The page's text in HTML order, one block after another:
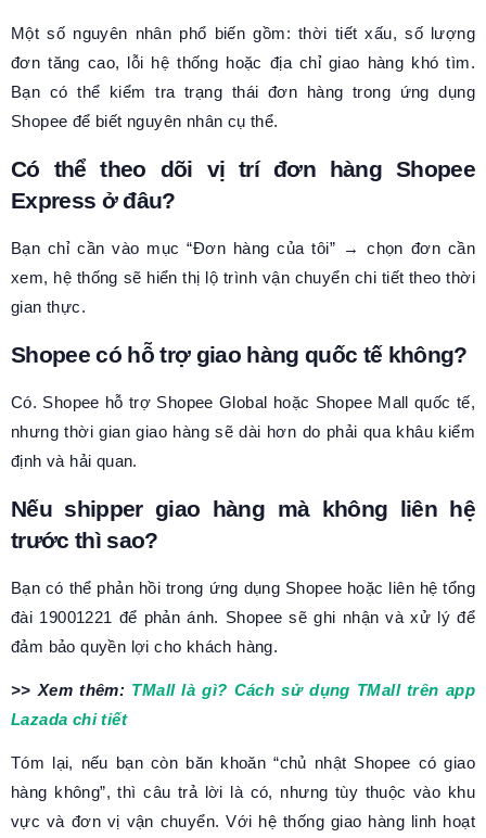
Một số nguyên nhân phổ biến gồm: thời tiết xấu, số lượng
đơn tăng cao, lỗi hệ thống hoặc địa chỉ giao hàng khó tìm.
Bạn có thể kiểm tra trạng thái đơn hàng trong ứng dụng
Shopee để biết nguyên nhân cụ thể.
Có thể theo dõi vị trí đơn hàng Shopee
Express ở đâu?
Bạn chỉ cần vào mục “Đơn hàng của tôi” → chọn đơn cần
xem, hệ thống sẽ hiển thị lộ trình vận chuyển chi tiết theo thời
gian thực.
Shopee có hỗ trợ giao hàng quốc tế không?
Có. Shopee hỗ trợ Shopee Global hoặc Shopee Mall quốc tế,
nhưng thời gian giao hàng sẽ dài hơn do phải qua khâu kiểm
định và hải quan.
Nếu shipper giao hàng mà không liên hệ
trước thì sao?
Bạn có thể phản hồi trong ứng dụng Shopee hoặc liên hệ tổng
đài 19001221 để phản ánh. Shopee sẽ ghi nhận và xử lý để
đảm bảo quyền lợi cho khách hàng.
>> Xem thêm: TMall là gì? Cách sử dụng TMall trên app
Lazada chi tiết
Tóm lại, nếu bạn còn băn khoăn “chủ nhật Shopee có giao
hàng không”, thì câu trả lời là có, nhưng tùy thuộc vào khu
vực và đơn vị vận chuyển. Với hệ thống giao hàng linh hoạt